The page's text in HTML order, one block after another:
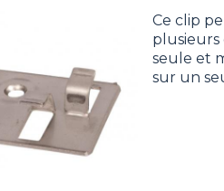
Ce clip
plusieurs
seule et
sur un